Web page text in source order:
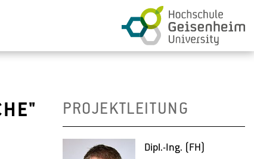
PROJEKTLEITUNG
Dipl.-Ing. (FH)